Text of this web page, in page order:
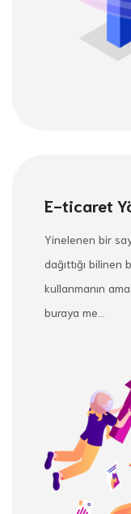
E-ticaret
Yinelenen bir
dağıttığı bilinen
kullanmanın
buraya me...